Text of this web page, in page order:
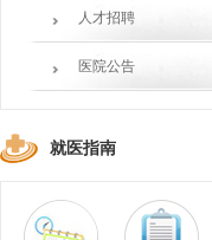
人才招聘
医院公告
就医指南